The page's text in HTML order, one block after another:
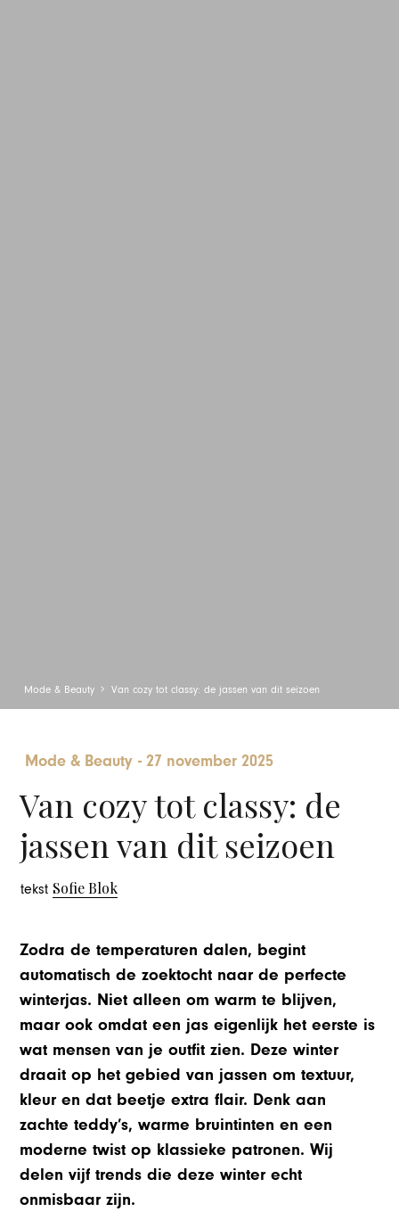
Mode & Beauty Van cozy tot classy: de jassen van dit seizoen
Mode & Beauty -27 november 2025
Van cozy tot classy: de
jassen van dit seizoen
tekst Sofie Blok
Zodra de temperaturen dalen, begint
automatisch de zoektocht naar de perfecte
winterjas. Niet alleen om warm te blijven,
maar ook omdat een jas eigenlijk het eerste is
wat mensen van je outfit zien. Deze winter
draait op het gebied van jassen om textuur,
kleur en dat beetje extra flair. Denk aan
zachte teddy’s, warme bruintinten en een
moderne twist op klassieke patronen. Wij
delen vijf trends die deze winter echt
onmisbaar zijn.